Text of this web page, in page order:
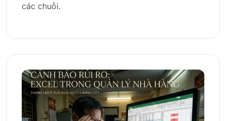
các chuỗi.